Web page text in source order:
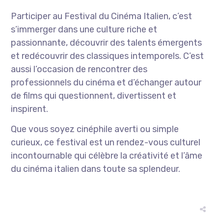
Participer au Festival du Cinéma Italien, c’est
s’immerger dans une culture riche et
passionnante, découvrir des talents émergents
et redécouvrir des classiques intemporels. C’est
aussi l’occasion de rencontrer des
professionnels du cinéma et d’échanger autour
de films qui questionnent, divertissent et
inspirent.
Que vous soyez cinéphile averti ou simple
curieux, ce festival est un rendez-vous culturel
incontournable qui célèbre la créativité et l’âme
du cinéma italien dans toute sa splendeur.